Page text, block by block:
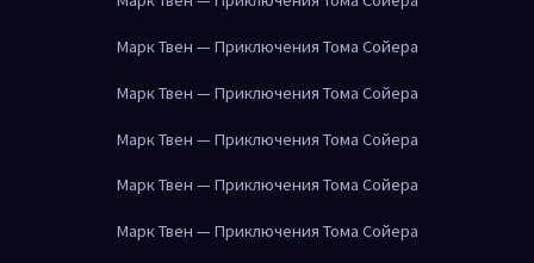
Марк Твен — Приключения Тома Сойера
Марк Твен — Приключения Тома Сойера
Марк Твен — Приключения Тома Сойера
Марк Твен — Приключения Тома Сойера
Марк Твен — Приключения Тома Сойера